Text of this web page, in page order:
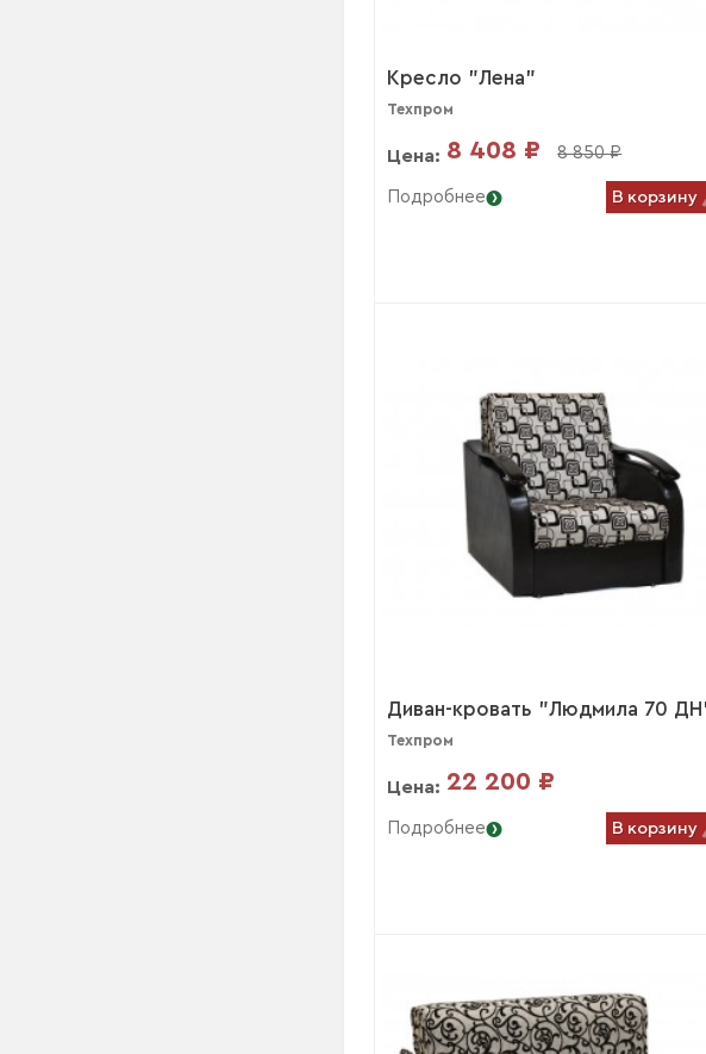
Кресло "Лена"
Техпром
Цена: 8 408 ₽ 8 850 ₽
Подробнее В корзину
Диван-кровать "Людмила 70
Техпром
Цена: 22 200 ₽
Подробнее В корзину